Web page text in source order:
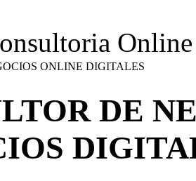
Online
ONLINE DIGITALES
DE